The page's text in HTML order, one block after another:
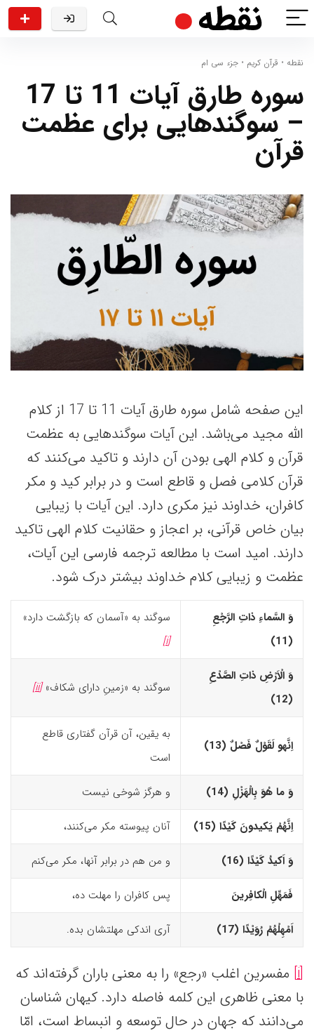
نقطه • قرآن کریم • جزء سی ام
سوره طارق آیات 11 تا 17
– سوگندهایی برای عظمت
قرآن
این صفحه شامل سوره طارق آیات 11 تا 17 از کلام
الله مجید می‌باشد. این آیات سوگندهایی به عظمت
قرآن و کلام الهی بودن آن دارند و تاکید می‌کنند که
قرآن کلامی فصل و قاطع است و در برابر کید و مکر
کافران، خداوند نیز مکری دارد. این آیات با زیبایی
بیان خاص قرآنی، بر اعجاز و حقانیت کلام الهی تاکید
دارند. امید است با مطالعه ترجمه فارسی این آیات،
عظمت و زیبایی کلام خداوند بیشتر درک شود.
وَ السَّماءِ ذاتِ الرَّجْعِ
(11)‏
سوگند به «آسمان که بازگشت دارد»
[i]
وَ الْاَرْضِ ذاتِ الصَّدْعِ
(12)‏
سوگند به «زمینِ دارای شکاف»[ii]
اِنَّهو لَقَوْلٌ فَصْلٌ (13)‏
به یقین، آن قرآن گفتاری قاطع
است
وَ ما هُوَ بِالْهَزْلِ (14)‏ و هرگز شوخی نیست
اِنَّهُمْ یَکیدونَ کَیْدًا (15)‏ آنان پیوسته مکر می‌کنند،
وَ اَکیدُ کَیْدًا (16)‏ و من هم در برابر آنها، مکر می‌کنم
فَمَهِّلِ الْکافِرینَ پس کافران را مهلت ده،
اَمْهِلْهُمْ رُوَیْدًا (17)‏ آری اندکی مهلتشان بده.
[i] مفسرین اغلب «رجع» را به معنی باران گرفته‌اند که
با معنی ظاهری این کلمه فاصله دارد. کیهان شناسان
می‌دانند که جهان در حال توسعه و انبساط است، امّا